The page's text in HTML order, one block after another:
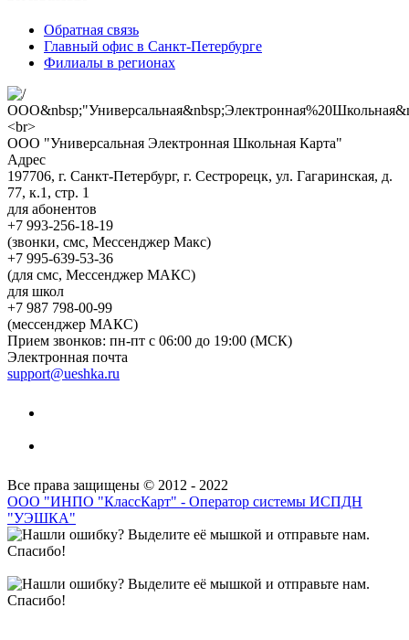
Обратная связь
Главный офис в Санкт-Петербурге
Филиалы в регионах
ООО "Универсальная Электронная Школьная Карта"
Адрес
197706, г. Санкт-Петербург, г. Сестрорецк, ул. Гагаринская, д.
77, к.1, стр. 1
для абонентов
+7 993-256-18-19
(звонки, смс, Мессенджер Макс)
+7 995-639-53-36
(для смс, Мессенджер МАКС)
для школ
+7 987 798-00-99
(мессенджер МАКС)
Прием звонков: пн-пт с 06:00 до 19:00 (МСК)
Электронная почта
support@ueshka.ru
Все права защищены © 2012 - 2022
ООО "ИНПО "КлассКарт" - Оператор системы ИСПДН
"УЭШКА"